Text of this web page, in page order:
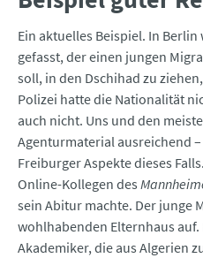
Ein aktuelles Beispiel. In
gefasst, der einen jungen
soll, in den Dschihad zu
Polizei hatte die Nationalität
auch nicht. Uns und den
Agenturmaterial ausreichend
Freiburger Aspekte dieses
Online-Kollegen des
sein Abitur machte. Der junge
wohlhabenden Elternhaus
Akademiker, die aus Algerien